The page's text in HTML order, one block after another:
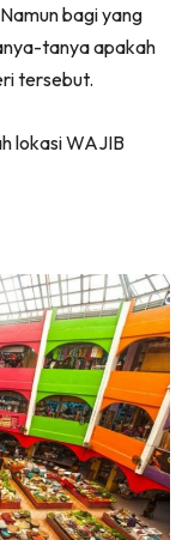
bagi yang
tanya apakah
tersebut.
lokasi WAJIB